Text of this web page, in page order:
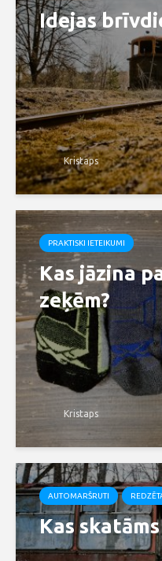
Idejas
Kristaps
PRAKTISKI IETEIKUMI
Kas jāzina
zeķēm?
Kristaps
AUTOMARŠRUTI
Kas